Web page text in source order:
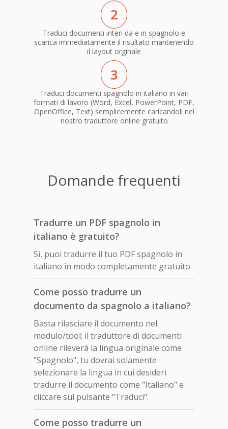
2
Traduci documenti interi da e in spagnolo e
scarica immediatamente il risultato mantenendo
il layout orginale
3
Traduci documenti spagnolo in italiano in vari
formati di lavoro (Word, Excel, PowerPoint, PDF,
OpenOffice, Text) semplicemente caricandoli nel
nostro traduttore online gratuito
Domande frequenti
Tradurre un PDF spagnolo in
italiano è gratuito?
Sì, puoi tradurre il tuo PDF spagnolo in
italiano in modo completamente gratuito.
Come posso tradurre un
documento da spagnolo a italiano?
Basta rilasciare il documento nel
modulo/tool; il traduttore di documenti
online rileverà la lingua originale come
"Spagnolo", tu dovrai solamente
selezionare la lingua in cui desideri
tradurre il documento come "Italiano" e
cliccare sul pulsante "Traduci".
Come posso tradurre un